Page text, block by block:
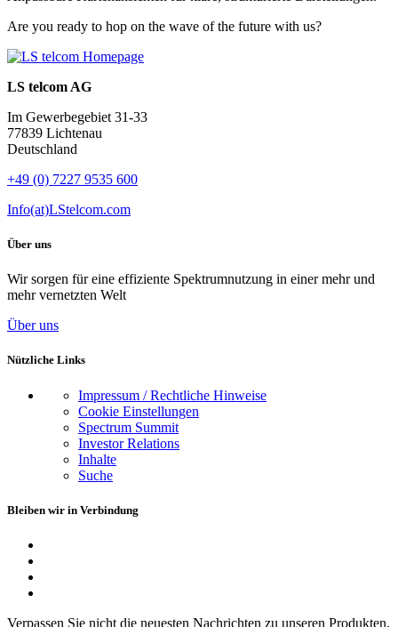
Are you ready to hop on the wave of the future with us?
LS telcom AG
Im Gewerbegebiet 31-33
77839 Lichtenau
Deutschland
+49 (0) 7227 9535 600
Info(at)LStelcom.com
Über uns
Wir sorgen für eine effiziente Spektrumnutzung in einer mehr und
mehr vernetzten Welt
Über uns
Nützliche Links
Impressum / Rechtliche Hinweise
Cookie Einstellungen
Spectrum Summit
Investor Relations
Inhalte
Suche
Bleiben wir in Verbindung
Verpassen Sie nicht die neuesten Nachrichten zu unseren Produkten,